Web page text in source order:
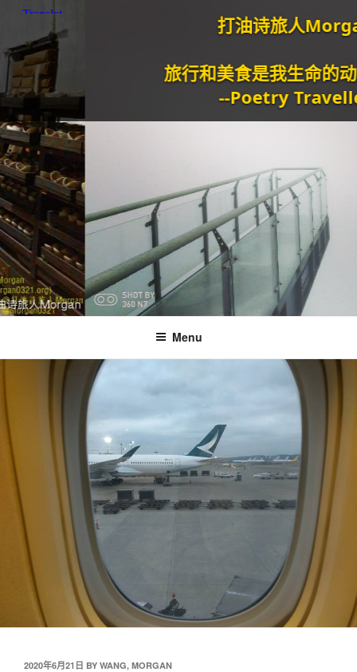
打油诗旅人Morgan
旅行和美食是我生命的动力泉
--Poetry Traveller
Menu
2020年6月21日 BY WANG, MORGAN